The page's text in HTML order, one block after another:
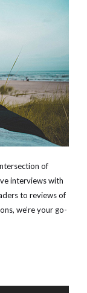
of
interviews with
to reviews of
we’re your go-